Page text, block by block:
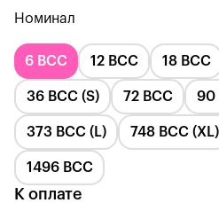
Port City
Номинал
6 BCC 12 BCC 18 BCC
36 BCC (S) 72 BCC 90
373 BCC (L) 748 BCC (XL)
1496 BCC
К оплате